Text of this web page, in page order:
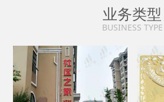
业务类型
BUSINESS TYPE